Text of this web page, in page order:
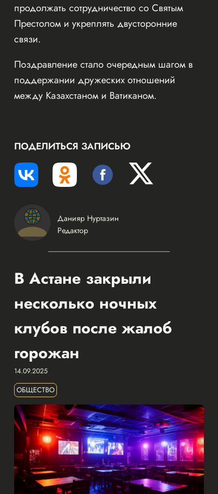
продолжать сотрудничество со Святым
Престолом и укреплять двусторонние
связи.
Поздравление стало очередным шагом в
поддержании дружеских отношений
между Казахстаном и Ватиканом.
ПОДЕЛИТЬСЯ ЗАПИСЬЮ
Данияр Нуртазин
Редактор
В Астане закрыли
несколько ночных
клубов после жалоб
горожан
14.09.2025
ОБЩЕСТВО